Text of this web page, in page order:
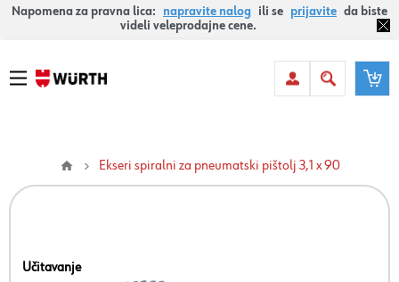
Napomena za pravna lica: napravite nalog ili se prijavite da biste
videli veleprodajne cene.
Ekseri spiralni za pneumatski pištolj 3,1 x 90
Učitavanje